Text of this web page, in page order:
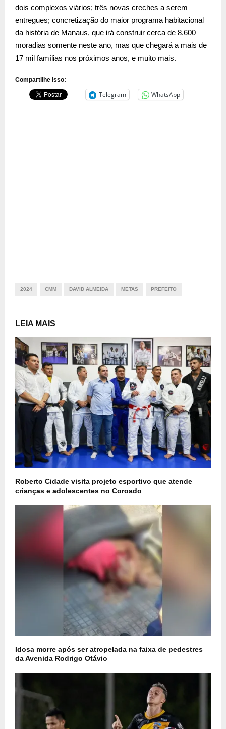
dois complexos viários; três novas creches a serem
entregues; concretização do maior programa habitacional
da história de Manaus, que irá construir cerca de 8.600
moradias somente neste ano, mas que chegará a mais de
17 mil famílias nos próximos anos, e muito mais.
Compartilhe isso:
Telegram WhatsApp
2024 CMM DAVID ALMEIDA METAS PREFEITO
LEIA MAIS
Roberto Cidade visita projeto esportivo que atende
crianças e adolescentes no Coroado
Idosa morre após ser atropelada na faixa de pedestres
da Avenida Rodrigo Otávio